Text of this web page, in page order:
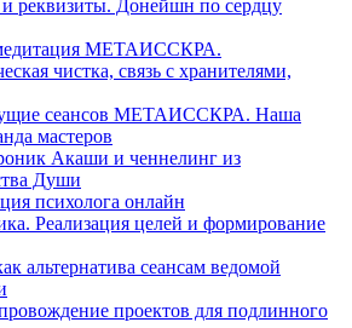
реквизиты. Донейшн по сердцу
МЕТАИССКРА.
чистка, связь с хранителями,
сеансов МЕТАИССКРА. Наша
мастеров
Акаши и ченнелинг из
Души
психолога онлайн
Реализация целей и формирование
альтернатива сеансам ведомой
проектов для подлинного